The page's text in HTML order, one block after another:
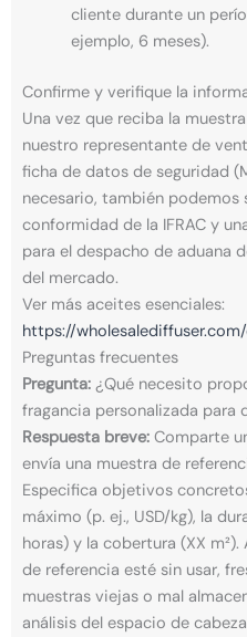
cliente durante un
ejemplo, 6 meses).
Confirme y verifique la
Una vez que reciba la
nuestro representante de
ficha de datos de seguridad
necesario, también
conformidad de la IFRAC y
para el despacho de aduana
del mercado.
Ver más aceites esenciales:
https://
Preguntas frecuentes
Pregunta: ¿Qué necesito
fragancia personalizada para
Respuesta breve: Comparte
envía una muestra de
Especifica objetivos
máximo (p. ej., USD/kg), la
horas) y la cobertura (XX
de referencia esté sin usar,
muestras viejas o mal
análisis del espacio de